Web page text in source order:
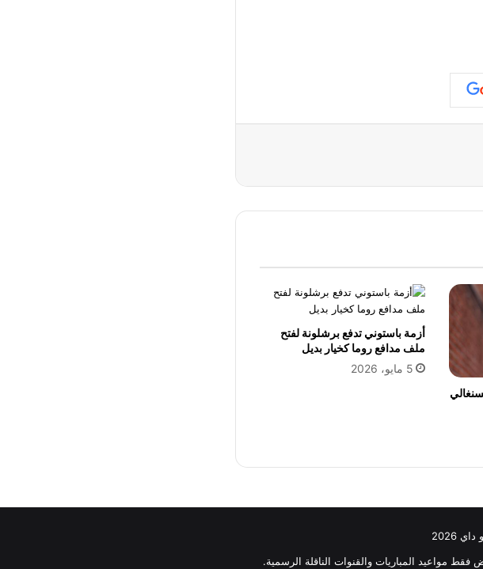
أزمة باستوني تدفع برشلونة لفتح
ملف مدافع روما كخيار بديل
5 مايو، 2026
2026
فقط مواعيد المباريات والقنوات الناقلة الرسمية.